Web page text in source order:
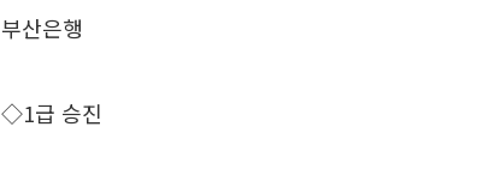
부산은행
◇1급 승진